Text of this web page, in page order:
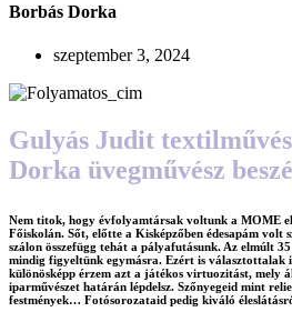
Borbás Dorka
szeptember 3, 2024
Gulyás Judit
Dorka üvegművész
Nem titok, hogy évfolyamtársak voltunk a MOME
Főiskolán. Sőt, előtte a Kisképzőben édesapám volt
szálon összefügg tehát a pályafutásunk. Az elmúlt
mindig figyeltünk egymásra. Ezért is
különösképp érzem azt a játékos virtuozitást, mely
iparművészet határán lépdelsz. Szőnyegeid mint
festmények… Fotósorozataid pedig kiváló